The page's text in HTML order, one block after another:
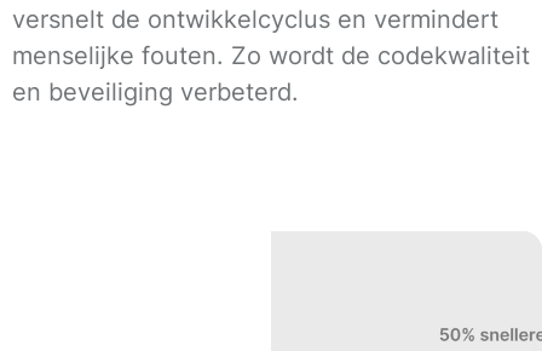
versnelt de ontwikkelcyclus en vermindert
menselijke fouten. Zo wordt de codekwaliteit
en beveiliging verbeterd.